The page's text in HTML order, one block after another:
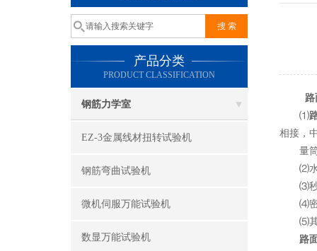
产品分类
PRODUCT CLASSIFICATION
钢筋力学室
EZ-3金属线材扭转试验机
钢筋弯曲试验机
微机伺服万能试验机
数显万能试验机
⑴
相接，
量筒
⑵水
⑶秒
⑷密封
⑸其他
路